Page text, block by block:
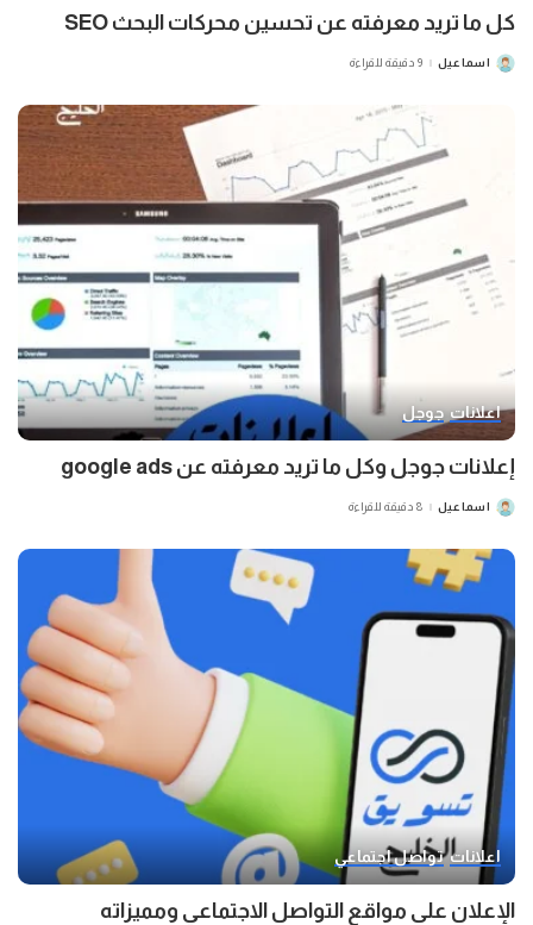
كل ما تريد معرفته عن تحسين محركات البحث SEO
POSTEDاسماعيل 9 دقيقة للقراءة
اعلانات جوجل
إعلانات جوجل وكل ما تريد معرفته عن google ads
POSTEDاسماعيل 8 دقيقة للقراءة
اعلانات تواصل اجتماعي
الإعلان على مواقع التواصل الاجتماعي ومميزاته